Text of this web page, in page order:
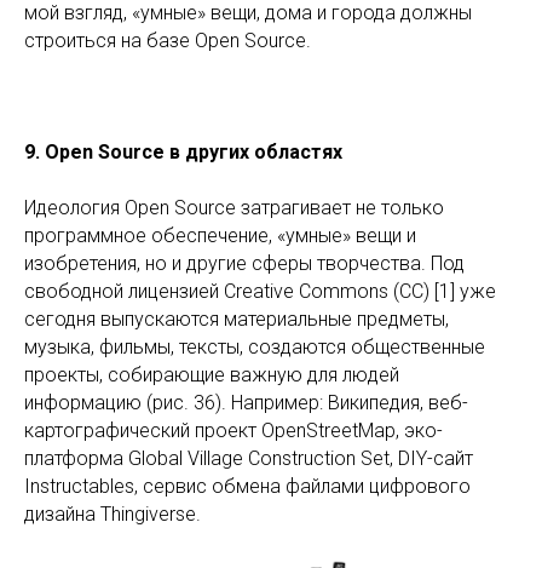
мой взгляд, «умные» вещи, дома и города должны
строиться на базе Open Source.
9. Open Source в других областях
Идеология Open Source затрагивает не только
программное обеспечение, «умные» вещи и
изобретения, но и другие сферы творчества. Под
свободной лицензией Creative Commons (CC) [1] уже
сегодня выпускаются материальные предметы,
музыка, фильмы, тексты, создаются общественные
проекты, собирающие важную для людей
информацию (рис. 36). Например: Википедия, веб-
картографический проект OpenStreetMap, эко-
платформа Global Village Construction Set, DIY-сайт
Instructables, сервис обмена файлами цифрового
дизайна Thingiverse.